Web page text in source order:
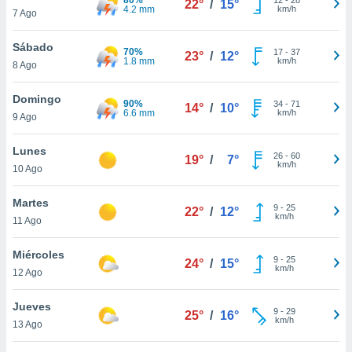
más
nuestra
y
de
disponible
cookies
aceptar
7 Ago
4.2 mm
22° / 15°
km/h
Sábado
8 Ago
70%
1.8 mm
23° / 12° 17- 37
km/h
Domingo
9 Ago
90%
6.6 mm
14° / 10° 34- 71
km/h
Lunes
10 Ago
19° / 7° 26- 60
km/h
Martes
11 Ago
22° / 12° 9- 25
km/h
Miércoles
12 Ago
24° / 15° 9- 25
km/h
Jueves
13 Ago
25° / 16° 9- 29
km/h